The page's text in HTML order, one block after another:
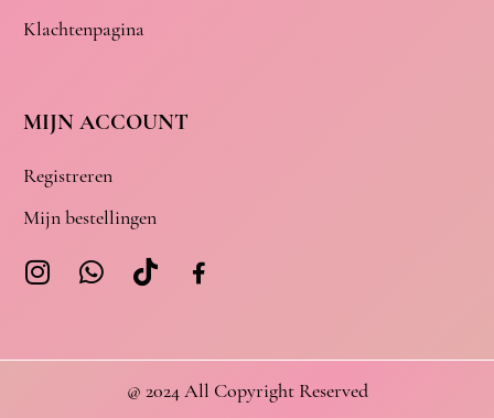
Klachtenpagina
MIJN ACCOUNT
Registreren
Mijn bestellingen
@ 2024 All Copyright Reserved